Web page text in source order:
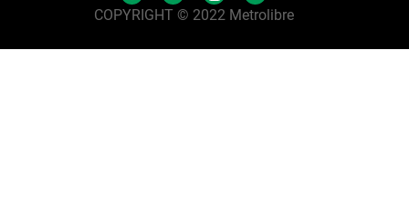
COPYRIGHT © 2022 Metrolibre